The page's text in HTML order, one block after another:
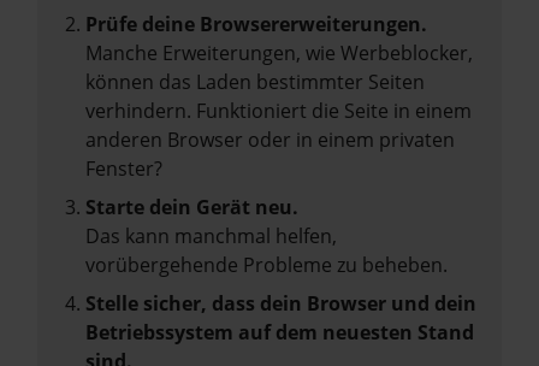
Prüfe deine Browsererweiterungen.
Manche Erweiterungen, wie Werbeblocker,
können das Laden bestimmter Seiten
verhindern. Funktioniert die Seite in einem
anderen Browser oder in einem privaten
Fenster?
Starte dein Gerät neu.
Das kann manchmal helfen,
vorübergehende Probleme zu beheben.
Stelle sicher, dass dein Browser und dein
Betriebssystem auf dem neuesten Stand